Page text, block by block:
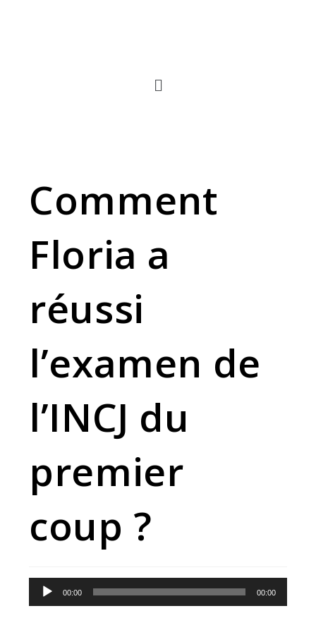
Comment
Floria a
réussi
l’examen de
l’INCJ du
premier
coup ?
Lecteur
audio
00:00 00:00
conseils pour réussir
Télécharger